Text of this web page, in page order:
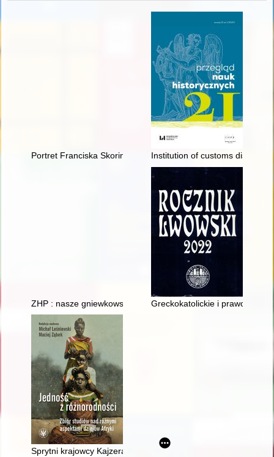
Portret Franciska Skoriny : k 550-letiû so dnâ roždeniâ
Institution of customs district
ZHP : nasze gniewkowskie harcerstwo : 100 lat harcerstwa
Greckokatolickie i
Sprytni krajowcy Kajzera : niemieckie posiadłości zamorskie